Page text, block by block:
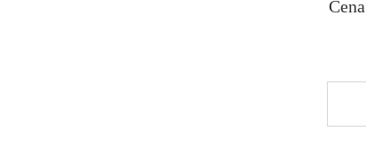
Cena